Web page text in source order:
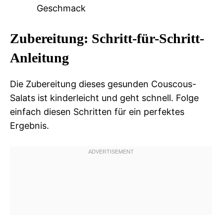
Geschmack
Zubereitung: Schritt-für-Schritt-
Anleitung
Die Zubereitung dieses gesunden Couscous-
Salats ist kinderleicht und geht schnell. Folge
einfach diesen Schritten für ein perfektes
Ergebnis.